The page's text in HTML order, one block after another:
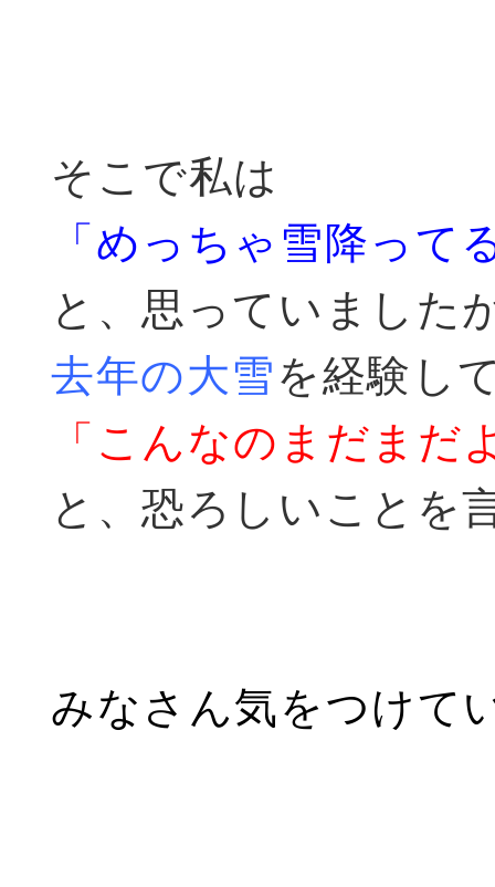
そこで私は
「めっちゃ雪降って
と、思っていました
去年の大雪を経験し
「こんなのまだまだ
と、恐ろしいことを
みなさん気をつけて